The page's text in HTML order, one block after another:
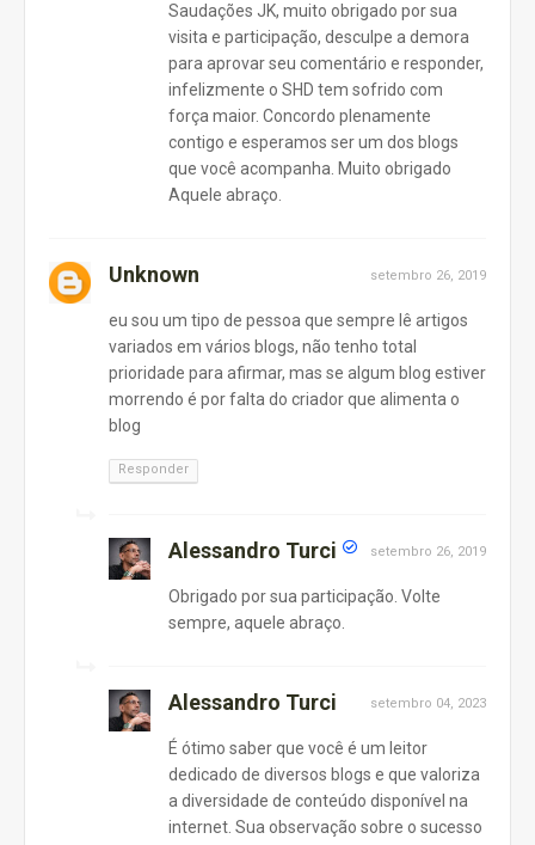
Saudações JK, muito obrigado por sua
visita e participação, desculpe a demora
para aprovar seu comentário e responder,
infelizmente o SHD tem sofrido com
força maior. Concordo plenamente
contigo e esperamos ser um dos blogs
que você acompanha. Muito obrigado
Aquele abraço.
Unknown setembro 26, 2019
eu sou um tipo de pessoa que sempre lê artigos
variados em vários blogs, não tenho total
prioridade para afirmar, mas se algum blog estiver
morrendo é por falta do criador que alimenta o
blog
Responder
Alessandro Turci setembro 26, 2019
Obrigado por sua participação. Volte
sempre, aquele abraço.
Alessandro Turci setembro 04, 2023
É ótimo saber que você é um leitor
dedicado de diversos blogs e que valoriza
a diversidade de conteúdo disponível na
internet. Sua observação sobre o sucesso